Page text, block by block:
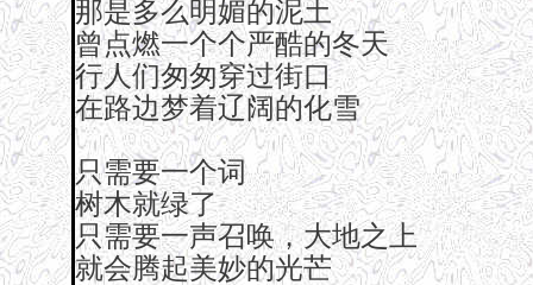
那是多么明媚的泥土
曾点燃一个个严酷的冬天
行人们匆匆穿过街口
在路边梦着辽阔的化雪
只需要一个词
树木就绿了
只需要一声召唤，大地之上
就会腾起美妙的光芒